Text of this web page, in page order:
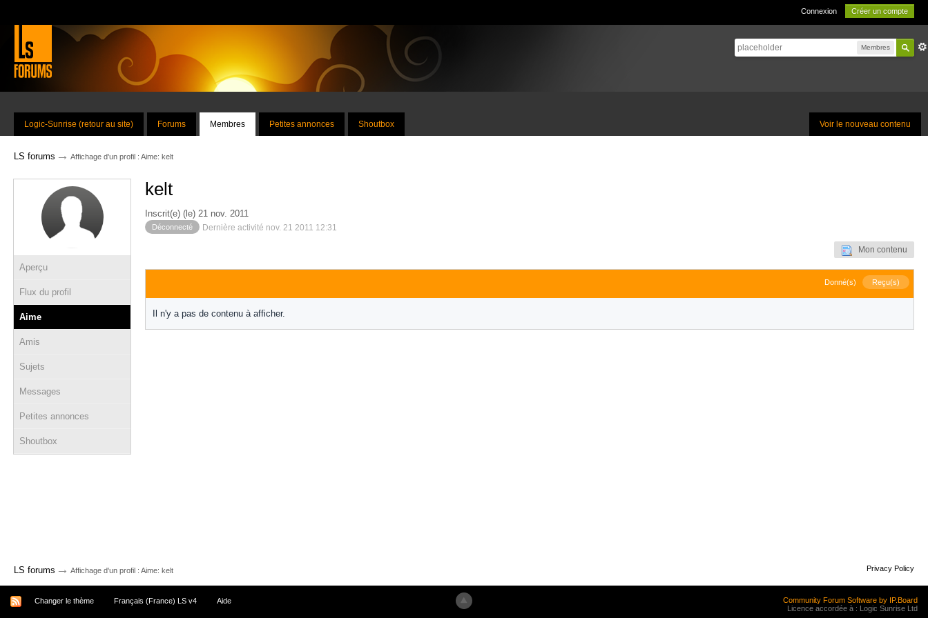
Connexion Créer un compte
Membres
Voir le nouveau contenu
Logic-Sunrise (retour au site) Forums Membres Petites annonces Shoutbox
LS forums → Affichage d'un profil : Aime: kelt
Aperçu
Flux du profil
Aime
Amis
Sujets
Messages
Petites annonces
Shoutbox
kelt
Inscrit(e) (le) 21 nov. 2011
Déconnecté Dernière activité nov. 21 2011 12:31
Mon contenu
Donné(s) Reçu(s)
Il n'y a pas de contenu à afficher.
LS forums → Affichage d'un profil : Aime: kelt Privacy Policy
Changer le thème Français (France) LS v4 Aide
Community Forum Software by IP.Board
Licence accordée à : Logic Sunrise Ltd